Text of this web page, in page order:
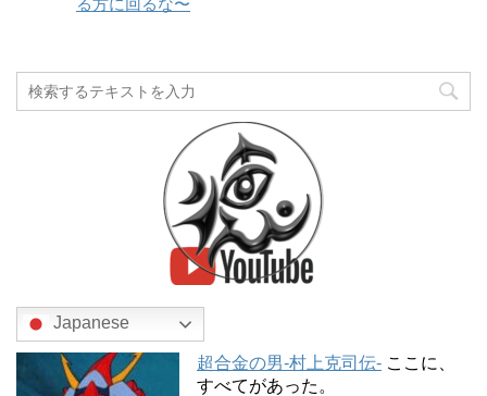
Japanese
超合金の男-村上克司伝- ここに、
すべてがあった。